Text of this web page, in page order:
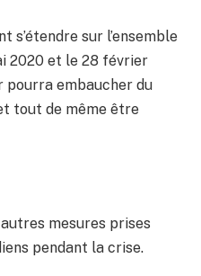
sur l’ensemble
2020 et le 28 février
pourra embaucher du
tout de même être
mesures prises
pendant la crise.